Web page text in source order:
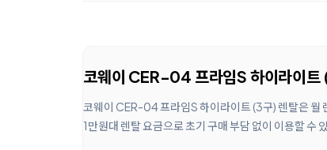
코웨이 CER-04 프라임S 하이라이트
코웨이 CER-04 프라임S 하이라이트 (3구) 렌탈은 월
1만원대 렌탈 요금으로 초기 구매 부담 없이 이용할 수